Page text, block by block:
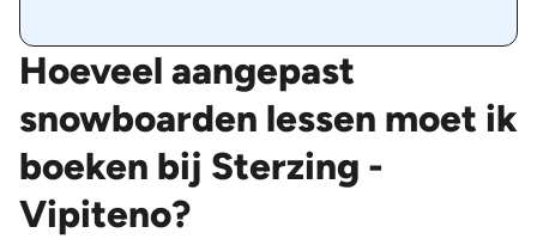
Hoeveel aangepast
snowboarden lessen moet ik
boeken bij Sterzing -
Vipiteno?